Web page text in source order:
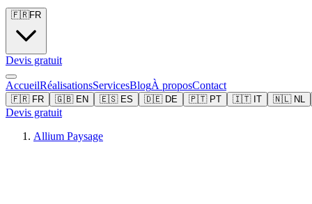
🇫🇷FR
Devis gratuit
AccueilRéalisationsServicesBlogÀ proposContact
🇫🇷 FR 🇬🇧 EN 🇪🇸 ES 🇩🇪 DE 🇵🇹 PT 🇮🇹 IT 🇳🇱 NL
Devis gratuit
Allium Paysage